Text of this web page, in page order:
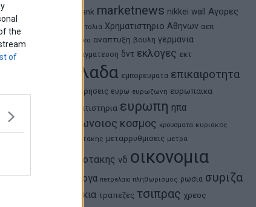
the
of
eurobank marketnews nikkei wall
Αγορες
Ιταλια Χρηματιστηριο Αθηνων αεπ
αθλητικα αναπτυξη βουλη γερμανια
διαπραγματευση δντ εκλογες εκτ
ελλαδα εμπορευματα επικαιροτητα
επιχειρησεις ευρω ευρωζωνη ευρωπαικα
χρηματιστηρια ευρωπη ηπα
κορωνοιος κοσμος κρουσματα κυριακος
μητσοτακης μεταρρυθμισεις μετρα
μητσοτακης νδ οικονομια
ομολογα πετρελαιο πληθωρισμος ρωσια συριζα
τουρκια τραπεζες τσιπρας χρεος